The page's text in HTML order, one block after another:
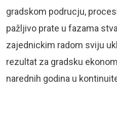
gradskom podrucju,
pažljivo prate u fazama
zajednickim radom sviju
rezultat za gradsku
narednih godina u